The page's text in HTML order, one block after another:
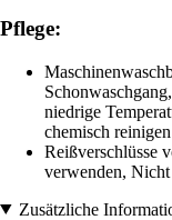
Pflege:
niedrige
chemisch reinigen
Reißverschlüsse
verwenden,
Zusätzliche